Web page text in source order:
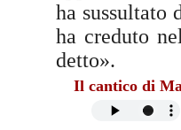
ha sussultato
ha creduto
detto».
Il cantico di